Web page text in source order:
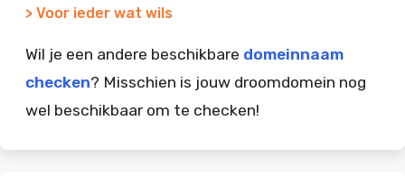
> Voor ieder wat wils
Wil je een andere beschikbare domeinnaam
checken? Misschien is jouw droomdomein nog
wel beschikbaar om te checken!